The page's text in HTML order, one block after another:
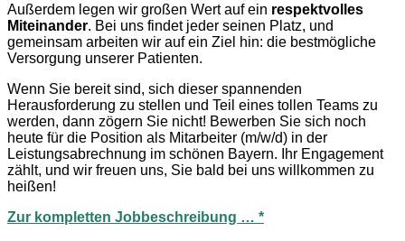
Außerdem legen wir großen Wert auf ein respektvolles
Miteinander. Bei uns findet jeder seinen Platz, und
gemeinsam arbeiten wir auf ein Ziel hin: die bestmögliche
Versorgung unserer Patienten.
Wenn Sie bereit sind, sich dieser spannenden
Herausforderung zu stellen und Teil eines tollen Teams zu
werden, dann zögern Sie nicht! Bewerben Sie sich noch
heute für die Position als Mitarbeiter (m/w/d) in der
Leistungsabrechnung im schönen Bayern. Ihr Engagement
zählt, und wir freuen uns, Sie bald bei uns willkommen zu
heißen!
Zur kompletten Jobbeschreibung … *